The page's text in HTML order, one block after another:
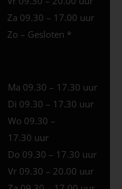
Za 09.30 – 17.00 uur
Zo – Gesloten *
Ma 09.30 – 17.30 uur
Di 09.30 – 17.30 uur
Wo 09.30 –
17.30 uur
Do 09.30 – 17.30 uur
Vr 09.30 – 20.00 uur